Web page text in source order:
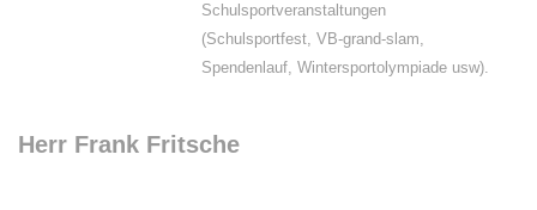
Schulsportveranstaltungen
(Schulsportfest, VB-grand-slam,
Spendenlauf, Wintersportolympiade usw).
Herr Frank Fritsche